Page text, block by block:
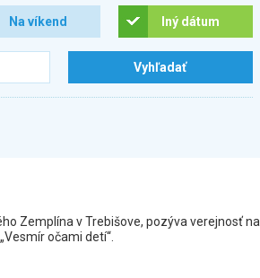
Na víkend Iný dátum
Zemplína v Trebišove, pozýva verejnosť na
očami detí“.